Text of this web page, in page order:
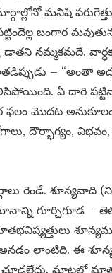
మనిషి
బంగార
నమ్మకమదే.
– “అంతా
ఏ దారి
ఫలం మొదట
దౌర్భాగ్యం,
రెండే. శూన్యవాది
గూర్చిగూడ
అనడం లాంటిది. ఈ
మాటల్లో